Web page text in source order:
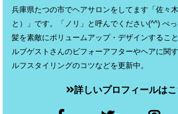
兵庫県たつの市でヘアサロンをしてます「佐々
と）」です。「ノリ」と呼んでください(^^) ぺ
髪を素敵にボリュームアップ・デザインするこ
ルブゲストさんのビフォーアフターやヘアに関
ルフスタイリングのコツなどを更新中。
詳しいプロフィールはこ